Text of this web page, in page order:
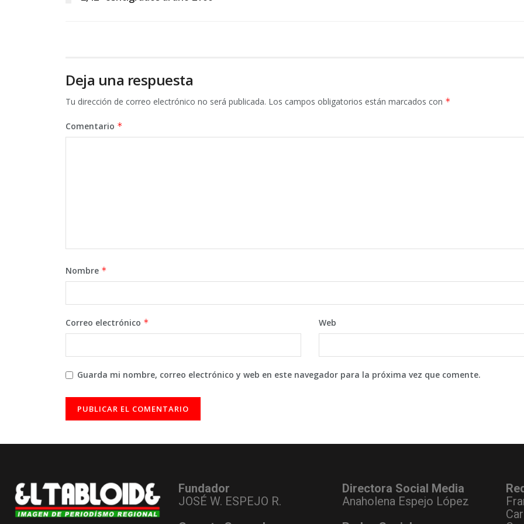
Deja una respuesta
Tu dirección de correo electrónico no será publicada. Los campos obligatorios están marcados con *
Comentario *
Nombre *
Correo electrónico * Web
Guarda mi nombre, correo electrónico y web en este navegador para la próxima vez que comente.
Fundador
JOSÉ W. ESPEJO R.
Directora Social Media
Anaholena Espejo López